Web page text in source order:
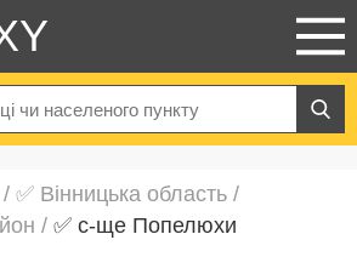
/ ✅ Вінницька область /
/ ✅ с-ще Попелюхи